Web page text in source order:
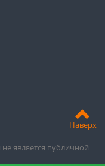
Наверх
является публичной